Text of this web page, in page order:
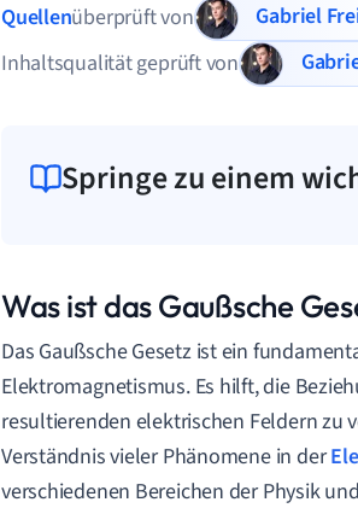
Quellenüberprüft von
Gabriel
Inhaltsqualität geprüft von
Springe zu einem
Was ist das Gaußsche
Das Gaußsche Gesetz ist ein
Elektromagnetismus. Es hilft, die
resultierenden elektrischen Feldern zu
Verständnis vieler Phänomene in der
verschiedenen Bereichen der Physik